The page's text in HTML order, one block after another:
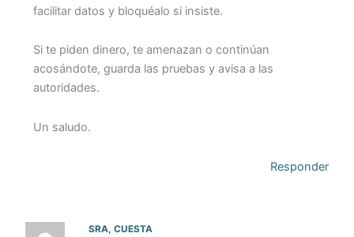
facilitar datos y bloquéalo si insiste.
Si te piden dinero, te amenazan o continúan
acosándote, guarda las pruebas y avisa a las
autoridades.
Un saludo.
Responder
SRA, CUESTA